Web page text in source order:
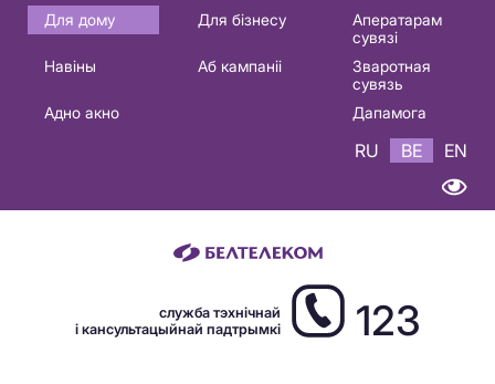
Основная
навигация
Для дому Для бізнесу
Аператарам
сувязі
Навіны
Аб кампаніі
Зваротная
сувязь
Адно акно
Дапамога
RU BE EN
служба тэхнічнай
і кансультацыйнай падтрымкі
123